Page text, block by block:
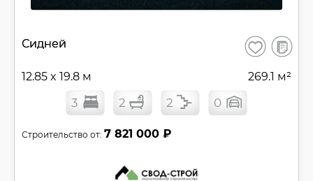
Сидней Сохранить
В
12.85 x 19.8 м 269.1 м²
3 2 2 0
Строительство от: 7 821 000 ₽